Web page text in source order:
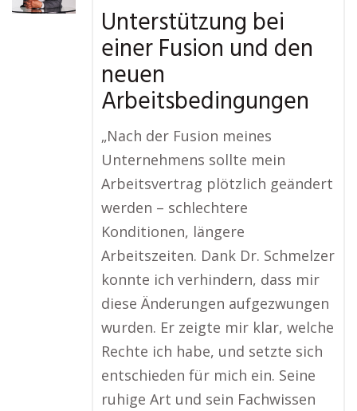
Unterstützung bei
einer Fusion und den
neuen
Arbeitsbedingungen
„Nach der Fusion meines
Unternehmens sollte mein
Arbeitsvertrag plötzlich geändert
werden – schlechtere
Konditionen, längere
Arbeitszeiten. Dank Dr. Schmelzer
konnte ich verhindern, dass mir
diese Änderungen aufgezwungen
wurden. Er zeigte mir klar, welche
Rechte ich habe, und setzte sich
entschieden für mich ein. Seine
ruhige Art und sein Fachwissen